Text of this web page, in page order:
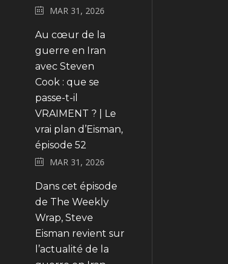
MAR 31, 2026
Au cœur de la
guerre en Iran
avec Steven
Cook : que se
passe-t-il
VRAIMENT ? | Le
vrai plan d’Eisman,
épisode 52
MAR 31, 2026
Dans cet épisode
de The Weekly
Wrap, Steve
Eisman revient sur
l’actualité de la